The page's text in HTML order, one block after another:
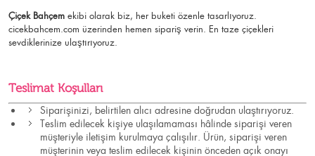
Çiçek Bahçem ekibi olarak biz, her buketi özenle tasarlıyoruz.
cicekbahcem.com üzerinden hemen sipariş verin. En taze çiçekleri
sevdiklerinize ulaştırıyoruz.
Teslimat Koşulları
Siparişinizi, belirtilen alıcı adresine doğrudan ulaştırıyoruz.
Teslim edilecek kişiye ulaşılamaması hâlinde siparişi veren
müşteriyle iletişim kurulmaya çalışılır. Ürün, siparişi veren
müşterinin veya teslim edilecek kişinin önceden açık onayı